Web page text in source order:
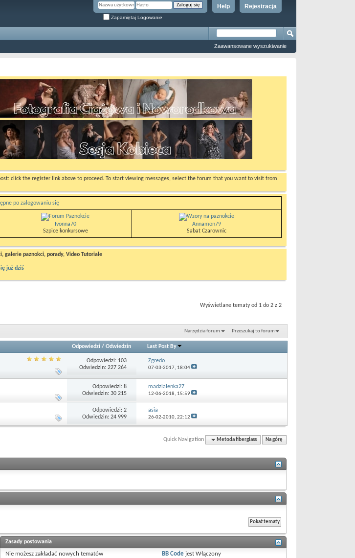
Rejestracja
Help
Zapamiętaj Logowanie
Zaawansowane wyszukiwanie
click the register link above to proceed. To start viewing messages, select the forum that you want to visit from
po zalogowaniu się
Ivonna70
Szpice konkursowe
Annamon79
Sabat Czarownic
galerie paznokci, porady, Video Tutoriale
już dziś
Wyświetlane tematy od 1 do 2 z 2
Narzędzia forum Przeszukaj to forum
Odpowiedzi/ Odwiedzin Last Post By
Odpowiedzi: 103
Odwiedzin: 227 264
Zgredo
07-03-2017, 18:04
Odpowiedzi: 8
Odwiedzin: 30 215
madzialenka27
12-06-2018, 15:59
Odpowiedzi: 2
Odwiedzin: 24 999
asia
26-02-2010, 22:12
Quick Navigation Metoda fiberglass Na górę
Zasady postowania
Nie możeszzakładać nowych tematów
BB Code jestWłączony